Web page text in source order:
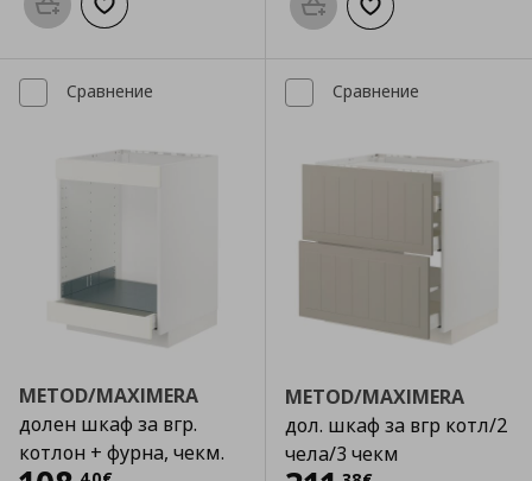
Προσθήκη στο καλάθι
Добави към списъка с любимиΠροσθήκη στο καλάθι
Добави към
Сравнение
METOD/MAXIMERA
долен шкаф за вгр.
котлон + фурна, чекм.
Сравнение
METOD/MAXIMERA
дол. шкаф за вгр котл/2
чела/3 чекм